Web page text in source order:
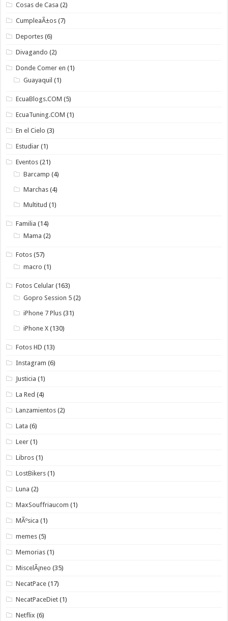
Cosas de Casa (2)
CumpleaÃ±os (7)
Deportes (6)
Divagando (2)
Donde Comer en (1)
Guayaquil (1)
EcuaBlogs.COM (5)
EcuaTuning.COM (1)
En el Cielo (3)
Estudiar (1)
Eventos (21)
Barcamp (4)
Marchas (4)
Multitud (1)
Familia (14)
Mama (2)
Fotos (57)
macro (1)
Fotos Celular (163)
Gopro Session 5 (2)
iPhone 7 Plus (31)
iPhone X (130)
Fotos HD (13)
Instagram (6)
Justicia (1)
La Red (4)
Lanzamientos (2)
Lata (6)
Leer (1)
Libros (1)
LostBikers (1)
Luna (2)
MaxSouffriaucom (1)
MÃºsica (1)
memes (5)
Memorias (1)
MiscelÃ¡neo (35)
NecatPace (17)
NecatPaceDiet (1)
Netflix (6)